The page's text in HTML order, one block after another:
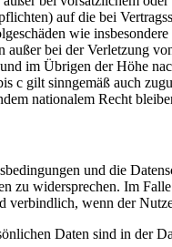
auf die bei
wie
bei der Verletzung
im Übrigen der Höhe
c gilt sinngemäß auch
nationalem Recht
und die
zu widersprechen. Im
verbindlich, wenn der
Daten sind in der